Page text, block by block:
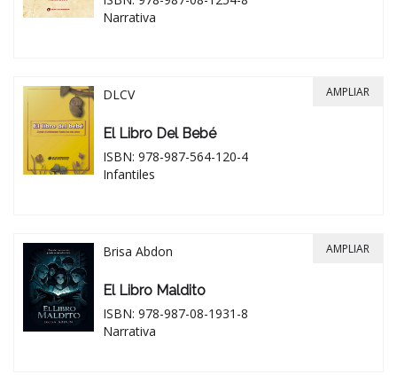
Narrativa
DLCV
El Libro Del Bebé
ISBN: 978-987-564-120-4
Infantiles
AMPLIAR
Brisa Abdon
El Libro Maldito
ISBN: 978-987-08-1931-8
Narrativa
AMPLIAR